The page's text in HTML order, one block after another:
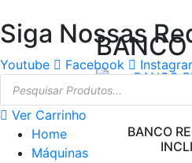
Siga Nossas
Youtube Facebook
Pesquisar
produtos
Ver Carrinho
Home
Máquinas
BANCO